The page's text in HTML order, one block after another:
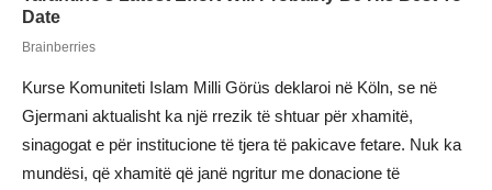
Kurse Komuniteti Islam Milli Görüs deklaroi në Köln, se në
Gjermani aktualisht ka një rrezik të shtuar për xhamitë,
sinagogat e për institucione të tjera të pakicave fetare. Nuk ka
mundësi, që xhamitë që janë ngritur me donacione të